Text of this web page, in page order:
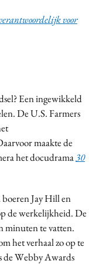
voor
Een ingewikkeld
De U.S. Farmers
maakte de
het docudrama30
Jay Hill en
de werkelijkheid. De
minuten te vatten.
het verhaal zo op te
de Webby Awards